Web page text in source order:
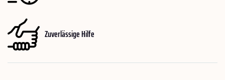
Zuverlässige Hilfe